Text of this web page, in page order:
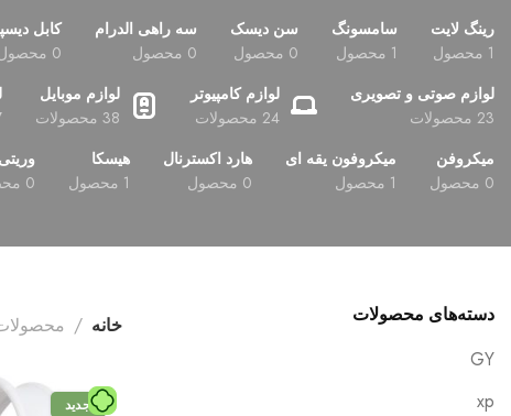
رینگ لایت
1 محصول
سامسونگ
1 محصول
سن دیسک
0 محصول
سه راهی الدرام
0 محصول
کابل
0 محصول
لوازم صوتی و تصویری
23 محصولات
لوازم کامپیوتر
24 محصولات
لوازم موبایل
38 محصولات
7
میکروفن
0 محصول
میکروفون یقه ای
1 محصول
هارد اکسترنال
0 محصول
هیسکا
1 محصول
وریتی
0 محصول
دسته‌های محصولات
GY
xp
خانه
جدید